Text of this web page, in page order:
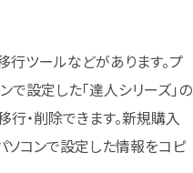
行ツールなどがあります。プ
で設定した「達人シリーズ」の
・削除できます。新規購入
ソコンで設定した情報をコピ